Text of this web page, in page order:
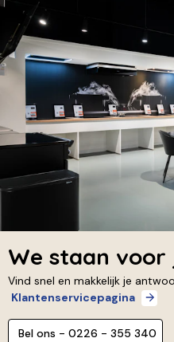
We staan voor
Vind snel en makkelijk je
Klantenservicepagina
Bel ons - 0226 - 355 340